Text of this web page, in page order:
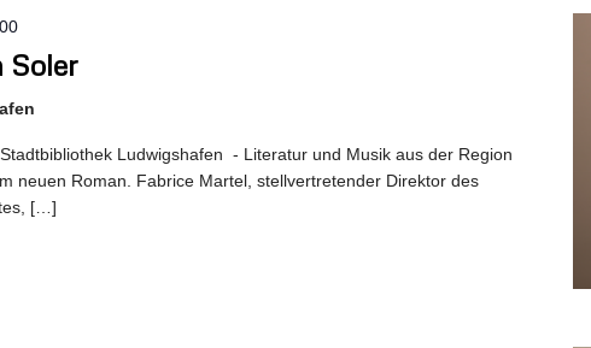
Soler
Ludwigshafen - Literatur und Musik aus der Region
neuen Roman. Fabrice Martel, stellvertretender Direktor des
[…]